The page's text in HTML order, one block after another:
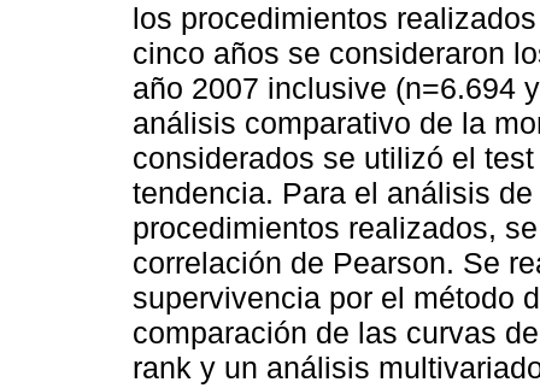
los procedimientos
cinco años se consideraron
año 2007 inclusive (n=6.694
análisis comparativo de la
considerados se utilizó el
tendencia. Para el análisis
procedimientos realizados,
correlación de Pearson. Se
supervivencia por el método
comparación de las curvas
rank y un análisis